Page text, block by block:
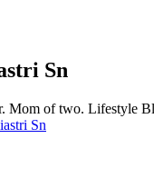
Sn
Mom of two. Lifestyle
Sn